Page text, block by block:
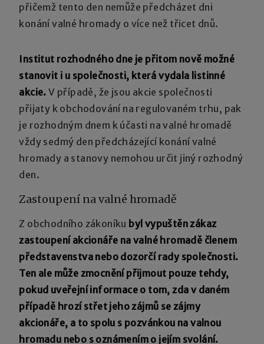
přičemž tento den nemůže předcházet dni
konání valné hromady o více než třicet dnů.
Institut rozhodného dne je přitom nově možné
stanovit i u společnosti, která vydala listinné
akcie. V případě, že jsou akcie společnosti
přijaty k obchodování na regulovaném trhu, pak
je rozhodným dnem k účasti na valné hromadě
vždy sedmý den předcházející konání valné
hromady a stanovy nemohou určit jiný rozhodný
den.
Zastoupení na valné hromadě
Z obchodního zákoníku byl vypuštěn zákaz
zastoupení akcionáře na valné hromadě členem
představenstva nebo dozorčí rady společnosti.
Ten ale může zmocnění přijmout pouze tehdy,
pokud uveřejní informace o tom, zda v daném
případě hrozí střet jeho zájmů se zájmy
akcionáře, a to spolu s pozvánkou na valnou
hromadu nebo s oznámením o jejím svolání.